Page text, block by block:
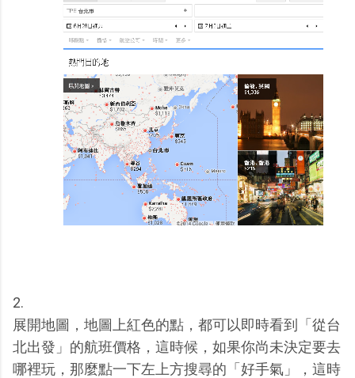
2.
展開地圖，地圖上紅色的點，都可以即時看到「從台
北出發」的航班價格，這時候，如果你尚未決定要去
哪裡玩，那麼點一下左上方搜尋的「好手氣」，這時